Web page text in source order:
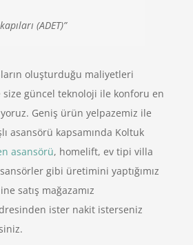
(ADET)”
oluşturduğu maliyetleri
size güncel teknoloji ile konforu en
Geniş ürün yelpazemiz ile
asansörü kapsamında Koltuk
asansörü, homelift, ev tipi villa
gibi üretimini yaptığımız
satış mağazamız
ister nakit isterseniz